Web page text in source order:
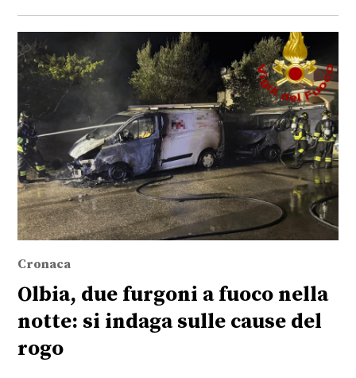
Cronaca
Olbia, due furgoni a fuoco nella
notte: si indaga sulle cause del
rogo